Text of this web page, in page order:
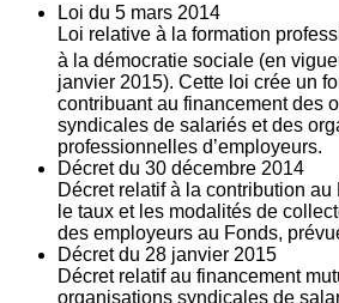
Loi du 5 mars 2014
Loi relative à la formation
à la démocratie sociale (en
janvier 2015). Cette loi crée un
contribuant au financement des
syndicales de salariés et des
professionnelles d’employeurs.
Décret du 30 décembre 2014
Décret relatif à la contribution
le taux et les modalités de
des employeurs au Fonds,
Décret du 28 janvier 2015
Décret relatif au financement
organisations syndicales de